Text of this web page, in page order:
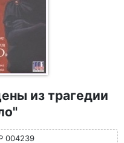
из трагедии
004239